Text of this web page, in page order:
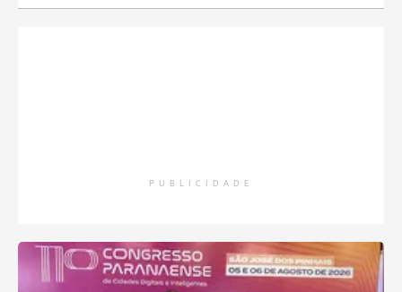
PUBLICIDADE